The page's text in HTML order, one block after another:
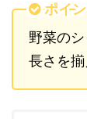
ポイ
野菜の
長さを揃